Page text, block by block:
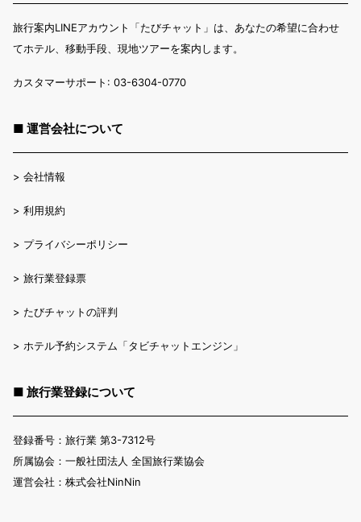
旅行案内LINEアカウント「たびチャット」は、あなたの希望に合わせ
てホテル、移動手段、現地ツアーを案内します。
カスタマーサポート: 03-6304-0770
■ 運営会社について
> 会社情報
> 利用規約
> プライバシーポリシー
> 旅行業登録票
> たびチャットの評判
> ホテル予約システム「タビチャットエンジン」
■ 旅行業登録について
登録番号：旅行業 第3-7312号
所属協会：一般社団法人 全国旅行業協会
運営会社：株式会社NinNin